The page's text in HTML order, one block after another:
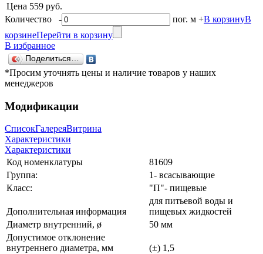
Цена 559 руб.
Количество - пог. м +В корзинуВ
корзинеПерейти в корзину
В избранное
Поделиться…
*Просим уточнять цены и наличие товаров у наших
менеджеров
Модификации
СписокГалереяВитрина
Характеристики
Характеристики
Код номенклатуры
81609
Группа:
1- всасывающие
Класс:
"П"- пищевые
Дополнительная информация
для питьевой воды и
пищевых жидкостей
Диаметр внутренний, ø
50 мм
Допустимое отклонение
внутреннего диаметра, мм
(±) 1,5